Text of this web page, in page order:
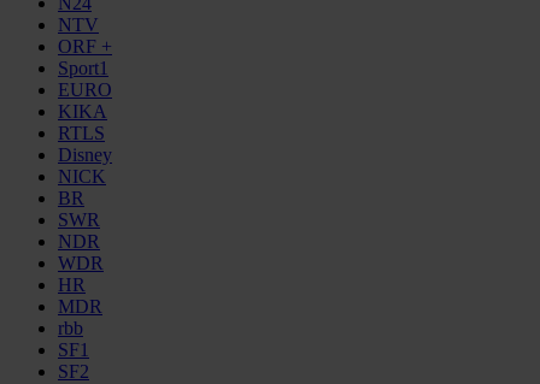
NTV
ORF +
Sport1
EURO
KIKA
RTLS
Disney
NICK
BR
SWR
NDR
WDR
HR
MDR
rbb
SF1
SF2